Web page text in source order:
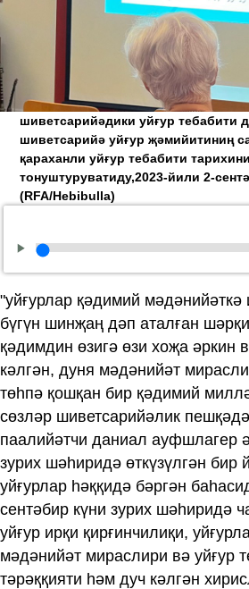
шиветсарийәдики уйғур тебабити
шиветсарийә уйғур җәмийитиниң
қараханли уйғур тебабити тарихини
тонуштуруватиду,2023-йили 2-
(RFA/Hebibulla)
"уйғурлар қәдимий мәдәнийәткә
бүгүн шинҗаң дәп аталған
қәдимдин өзигә өзи хоҗа әркин
кәлгән, дуня мәдәнийәт
төһпә қошқан бир қәдимий
сөзләр шиветсарийәлик
паалийәтчи даниал ауфшлагер
зурих шәһиридә өткүзүлгән бир
уйғурлар һәққидә бәргән
сентәбир күни зурих шәһиридә
уйғур ирқи қирғинчилиқи,
мәдәнийәт мираслири вә уйғур
тәрәққияти һәм дуч кәлгән